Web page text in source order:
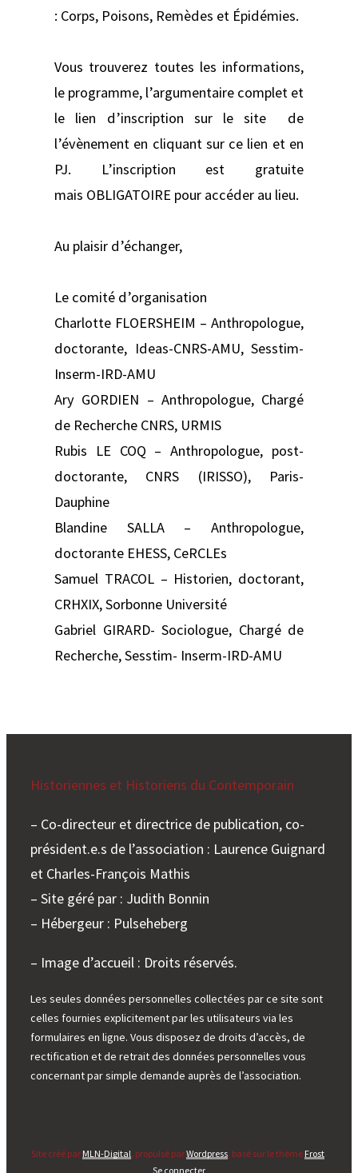
: Corps, Poisons, Remèdes et Épidémies.
Vous trouverez toutes les informations,
le programme, l’argumentaire complet et
le lien d’inscription sur le site de
l’évènement en cliquant sur ce lien et en
PJ. L’inscription est gratuite
mais OBLIGATOIRE pour accéder au lieu.
Au plaisir d’échanger,
Le comité d’organisation
Charlotte FLOERSHEIM – Anthropologue,
doctorante, Ideas-CNRS-AMU, Sesstim-
Inserm-IRD-AMU
Ary GORDIEN – Anthropologue, Chargé
de Recherche CNRS, URMIS
Rubis LE COQ – Anthropologue, post-
doctorante, CNRS (IRISSO), Paris-
Dauphine
Blandine SALLA – Anthropologue,
doctorante EHESS, CeRCLEs
Samuel TRACOL – Historien, doctorant,
CRHXIX, Sorbonne Université
Gabriel GIRARD- Sociologue, Chargé de
Recherche, Sesstim- Inserm-IRD-AMU
Historiennes et Historiens du Contemporain
– Co-directeur et directrice de publication, co-
président.e.s de l’association : Laurence Guignard
et Charles-François Mathis
– Site géré par : Judith Bonnin
– Hébergeur : Pulseheberg
– Image d’accueil : Droits réservés.
Les seules données personnelles collectées par ce site sont
celles fournies explicitement par les utilisateurs via les
formulaires en ligne. Vous disposez de droits d’accès, de
rectification et de retrait des données personnelles vous
concernant par simple demande auprès de l’association.
Site créé par MLN-Digital , propulsé parWordpress , basé sur le thème Frost.
Se connecter